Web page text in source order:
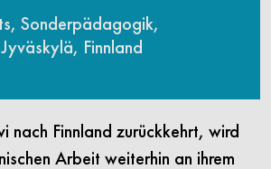
Sonderpädagogik,
Finnland
nach Finnland zurückkehrt, wird
Arbeit weiterhin an ihrem